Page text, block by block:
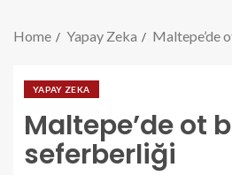
Home Yapay Zeka Maltepe’de
YAPAY ZEKA
Maltepe’de ot
seferberliği